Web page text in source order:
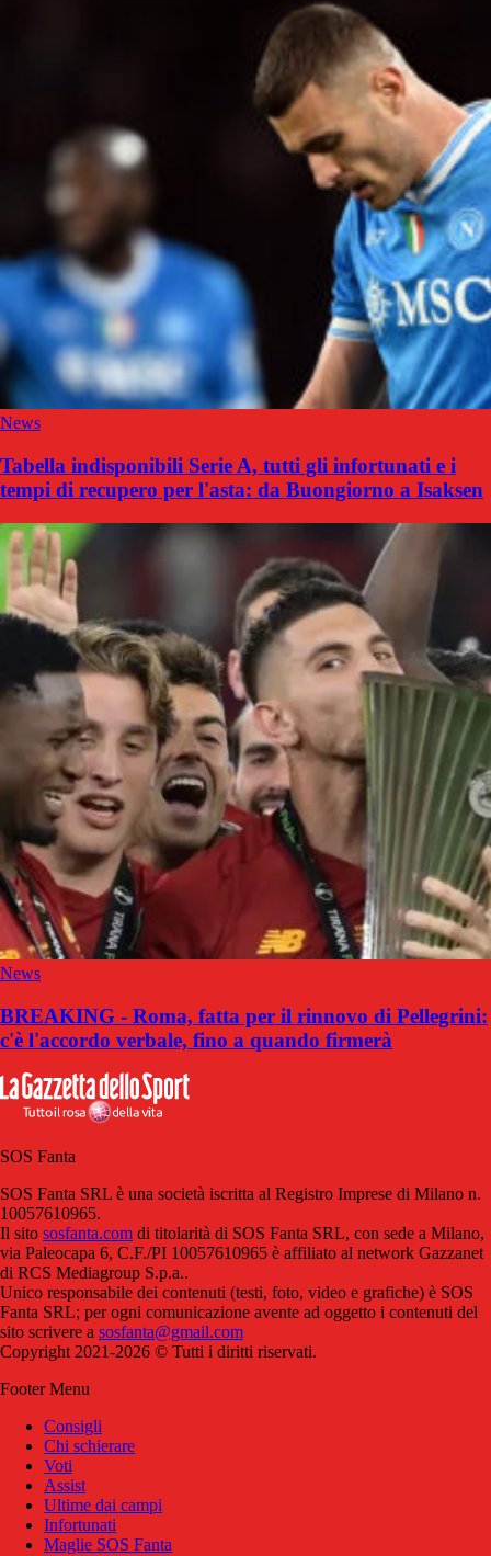
News
Tabella indisponibili Serie A, tutti gli infortunati e i
tempi di recupero per l'asta: da Buongiorno a Isaksen
News
BREAKING - Roma, fatta per il rinnovo di Pellegrini:
c'è l'accordo verbale, fino a quando firmerà
SOS Fanta
SOS Fanta SRL è una società iscritta al Registro Imprese di Milano n.
10057610965.
Il sito sosfanta.com di titolarità di SOS Fanta SRL, con sede a Milano,
via Paleocapa 6, C.F./PI 10057610965 è affiliato al network Gazzanet
di RCS Mediagroup S.p.a..
Unico responsabile dei contenuti (testi, foto, video e grafiche) è SOS
Fanta SRL; per ogni comunicazione avente ad oggetto i contenuti del
sito scrivere a sosfanta@gmail.com
Copyright 2021-2026 © Tutti i diritti riservati.
Footer Menu
Consigli
Chi schierare
Voti
Assist
Ultime dai campi
Infortunati
Maglie SOS Fanta